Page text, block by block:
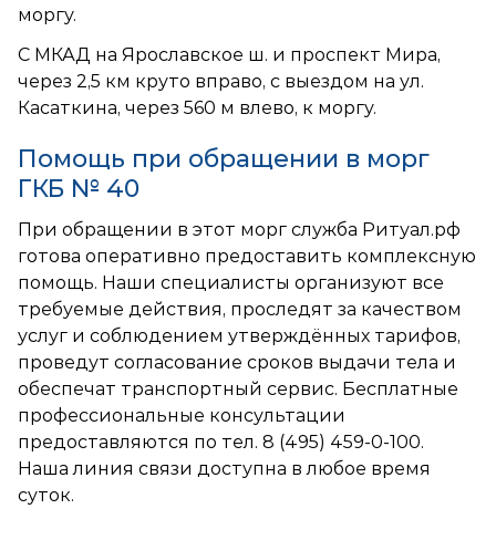
моргу.
С МКАД на Ярославское ш. и проспект Мира,
через 2,5 км круто вправо, с выездом на ул.
Касаткина, через 560 м влево, к моргу.
Помощь при обращении в морг
ГКБ № 40
При обращении в этот морг служба Ритуал.рф
готова оперативно предоставить комплексную
помощь. Наши специалисты организуют все
требуемые действия, проследят за качеством
услуг и соблюдением утверждённых тарифов,
проведут согласование сроков выдачи тела и
обеспечат транспортный сервис. Бесплатные
профессиональные консультации
предоставляются по тел. 8 (495) 459-0-100.
Наша линия связи доступна в любое время
суток.